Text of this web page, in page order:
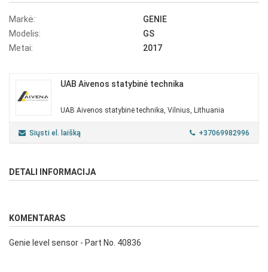
Markė:
GENIE
Modelis:
GS
Metai:
2017
UAB Aivenos statybinė technika
UAB Aivenos statybinė technika, Vilnius, Lithuania
Siųsti el. laišką +37069982996
DETALI INFORMACIJA
KOMENTARAS
Genie level sensor - Part No. 40836